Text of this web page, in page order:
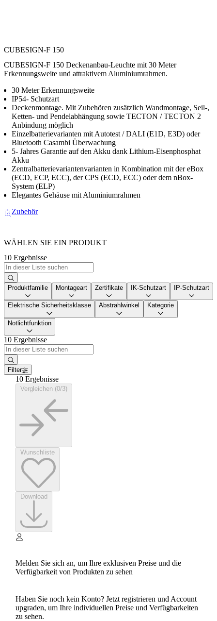
CUBESIGN-F 150
CUBESIGN-F 150 Deckenanbau-Leuchte mit 30 Meter
Erkennungsweite und attraktivem Aluminiumrahmen.
30 Meter Erkennungsweite
IP54- Schutzart
Deckenmontage. Mit Zubehören zusätzlich Wandmontage, Seil-,
Ketten- und Pendelabhängung sowie TECTON / TECTON 2
Anbindung möglich
Einzelbatterievarianten mit Autotest / DALI (E1D, E3D) oder
Bluetooth Casambi Überwachung
5- Jahres Garantie auf den Akku dank Lithium-Eisenphosphat
Akku
Zentralbatterievariantenvarianten in Kombination mit der eBox
(ECD, ECP, ECC), der CPS (ECD, ECC) oder dem nBox-
System (ELP)
Elegantes Gehäuse mit Aluminiumrahmen
Zubehör
WÄHLEN SIE EIN PRODUKT
10 Ergebnisse
Produktfamilie Montageart Zertifikate IK-Schutzart IP-Schutzart
Elektrische Sicherheitsklasse Abstrahlwinkel Kategorie
Notlichtfunktion
10 Ergebnisse
Filter
10 Ergebnisse
Melden Sie sich an, um Ihre exklusiven Preise und die
Verfügbarkeit von Produkten zu sehen
Haben Sie noch kein Konto? Jetzt registrieren und Account
upgraden, um Ihre individuellen Preise und Verfügbarkeiten
zu sehen.